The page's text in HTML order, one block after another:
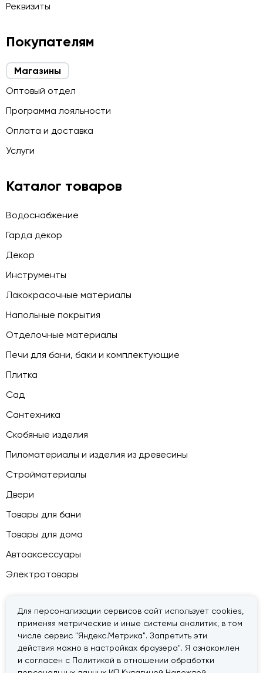
Для персонализации сервисов сайт использует cookies,
применяя метрические и иные системы аналитик, в том
числе сервис "Яндекс.Метрика". Запретить эти
действия можно в настройках браузера". Я ознакомлен
и согласен с Политикой в отношении обработки
Реквизиты
Покупателям
Магазины
Оптовый отдел
Программа лояльности
Оплата и доставка
Услуги
Каталог товаров
Водоснабжение
Гарда декор
Декор
Инструменты
Лакокрасочные материалы
Напольные покрытия
Отделочные материалы
Печи для бани, баки и комплектующие
Плитка
Сад
Сантехника
Скобяные изделия
Пиломатериалы и изделия из древесины
Стройматериалы
Двери
Товары для бани
Товары для дома
Автоаксессуары
Электротовары
© 2026 — «Дачник».Правовая информация